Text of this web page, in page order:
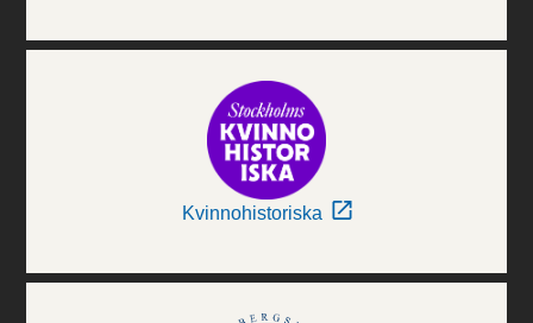
Kvinnohistoriska